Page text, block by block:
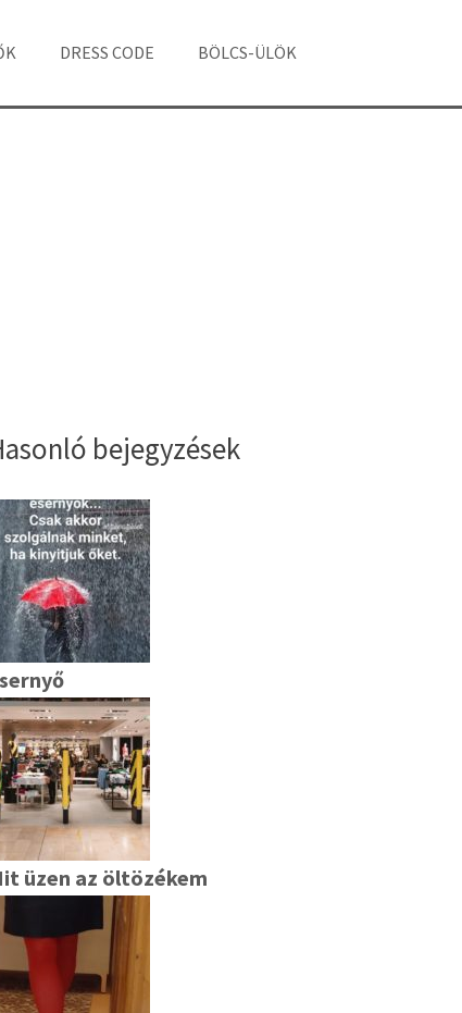
DRESS CODE BÖLCS-ÜLÖK
bejegyzések
üzen az öltözékem